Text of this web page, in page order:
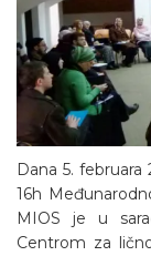
Dana 5.
16h
MIOS je u
Centrom za